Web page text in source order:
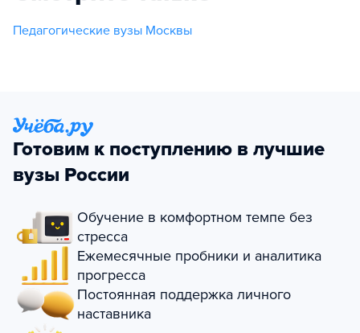
Педагогические вузы Москвы
Готовим к поступлению в лучшие
вузы России
Обучение в комфортном темпе без
стресса
Ежемесячные пробники и аналитика
прогресса
Постоянная поддержка личного
наставника